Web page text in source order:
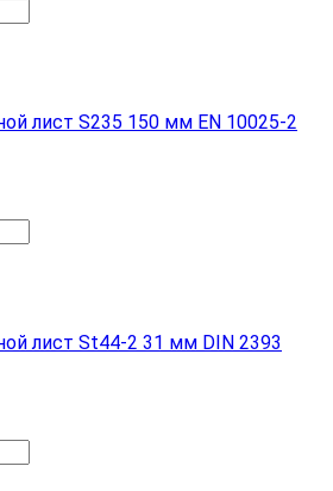
лист S235 150 мм EN 10025-2
лист St44-2 31 мм DIN 2393